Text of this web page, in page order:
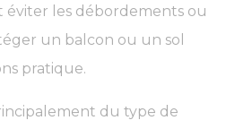
les débordements ou
un balcon ou un sol
pratique.
du type de